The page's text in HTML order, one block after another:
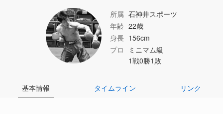
所属 石神井スポーツ
年齢 22歳
身長 156cm
プロ
ミニマム級
1戦0勝1敗
基本情報 タイムライン リンク